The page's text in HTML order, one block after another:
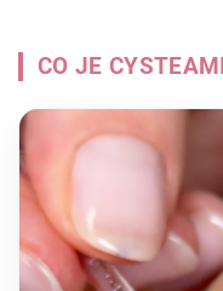
CO JE